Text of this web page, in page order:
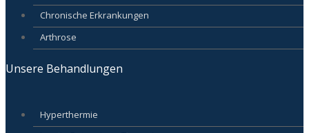
Chronische Erkrankungen
Arthrose
Unsere Behandlungen
Hyperthermie